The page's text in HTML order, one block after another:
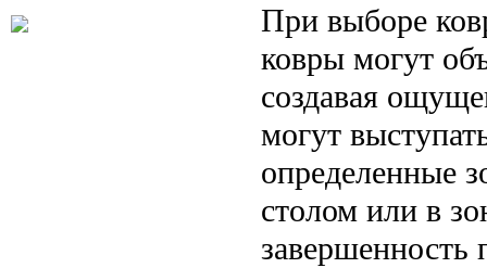
При выборе
ковры могут
создавая
могут
определенные
столом или в
завершенность